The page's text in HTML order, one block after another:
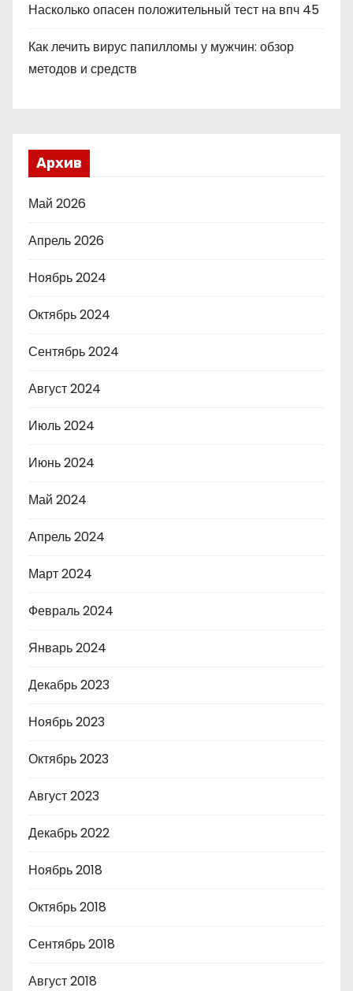
Насколько опасен положительный тест на впч 45
Как лечить вирус папилломы у мужчин: обзор
методов и средств
Архив
Май 2026
Апрель 2026
Ноябрь 2024
Октябрь 2024
Сентябрь 2024
Август 2024
Июль 2024
Июнь 2024
Май 2024
Апрель 2024
Март 2024
Февраль 2024
Январь 2024
Декабрь 2023
Ноябрь 2023
Октябрь 2023
Август 2023
Декабрь 2022
Ноябрь 2018
Октябрь 2018
Сентябрь 2018
Август 2018